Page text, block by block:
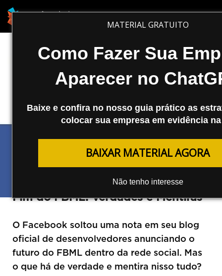
MATERIAL GRATUITO
Como Fazer Sua
Aparecer no
Baixe e confira no nosso guia prático as
colocar sua empresa em evidência
BAIXAR MATERIAL AGORA
Não tenho interesse
Fim do FBML: Verdades e Mentiras
O Facebook soltou uma nota em seu blog
oficial de desenvolvedores anunciando o
futuro do FBML dentro da rede social. Mas
o que há de verdade e mentira nisso tudo?